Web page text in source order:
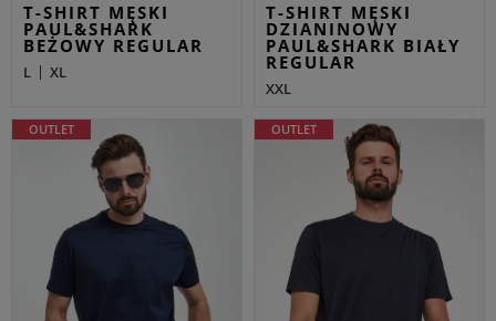
T-SHIRT MĘSKI
PAUL&SHARK
BEŻOWY REGULAR
L XL
T-SHIRT MĘSKI
DZIANINOWY
PAUL&SHARK BIAŁY
REGULAR
XXL
OUTLET OUTLET